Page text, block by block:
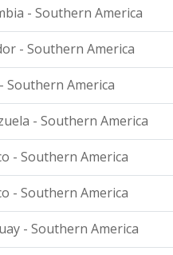
- Southern America
- Southern America
Southern America
- Southern America
- Southern America
- Southern America
- Southern America